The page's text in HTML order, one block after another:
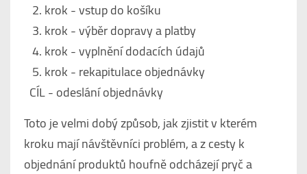
2. krok - vstup do košíku
3. krok - výběr dopravy a platby
4. krok - vyplnění dodacích údajů
5. krok - rekapitulace objednávky
CÍL - odeslání objednávky
Toto je velmi dobý způsob, jak zjistit v kterém
kroku mají návštěvníci problém, a z cesty k
objednání produktů houfně odcházejí pryč a